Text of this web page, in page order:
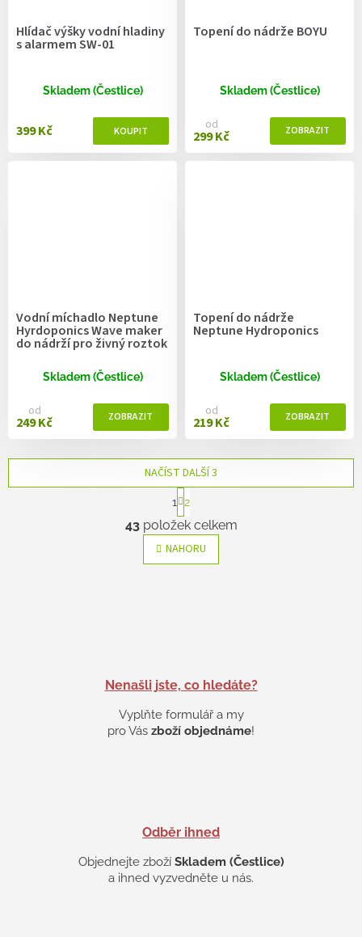
Hlídač výšky vodní hladiny
s alarmem SW-01
Skladem (Čestlice)
399 Kč
Topení do nádrže BOYU
Skladem (Čestlice)
od
299 Kč
Vodní míchadlo Neptune
Hyrdoponics Wave maker
do nádrží pro živný roztok
Skladem (Čestlice)
od
249 Kč
Topení do nádrže
Neptune Hydroponics
Skladem (Čestlice)
od
219 Kč
O
v
l
á
k
v
ý
NAČÍST DALŠÍ 3
S
t
r
á
n
k
1 2
43položek celkem
NAHORU
Nenašli jste, co hledáte?
Vyplňte formulář a my
pro Vás zboží objednáme!
Odběr ihned
Objednejte zboží Skladem (Čestlice)
a ihned vyzvedněte u nás.